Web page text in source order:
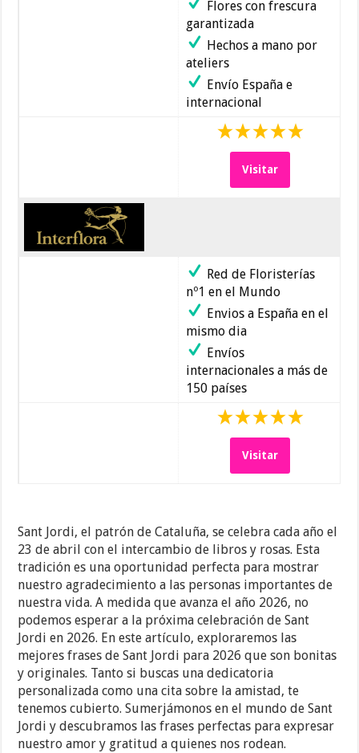
Flores con frescura
garantizada
Hechos a mano por
ateliers
Envío España e
internacional
Visitar
Red de Floristerías
nº1 en el Mundo
Envios a España en el
mismo dia
Envíos
internacionales a más de
150 países
Visitar
Sant Jordi, el patrón de Cataluña, se celebra cada año el
23 de abril con el intercambio de libros y rosas. Esta
tradición es una oportunidad perfecta para mostrar
nuestro agradecimiento a las personas importantes de
nuestra vida. A medida que avanza el año 2026, no
podemos esperar a la próxima celebración de Sant
Jordi en 2026. En este artículo, exploraremos las
mejores frases de Sant Jordi para 2026 que son bonitas
y originales. Tanto si buscas una dedicatoria
personalizada como una cita sobre la amistad, te
tenemos cubierto. Sumerjámonos en el mundo de Sant
Jordi y descubramos las frases perfectas para expresar
nuestro amor y gratitud a quienes nos rodean.